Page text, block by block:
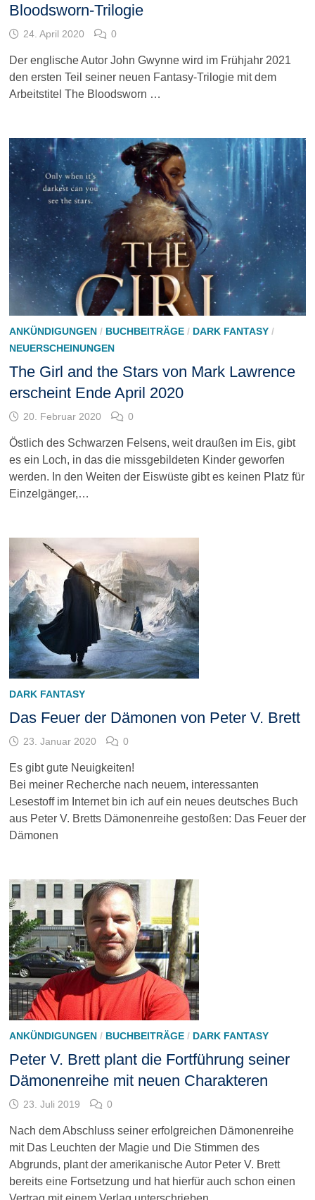
Bloodsworn-Trilogie
24. April 2020 0
Der englische Autor John Gwynne wird im Frühjahr 2021
den ersten Teil seiner neuen Fantasy-Trilogie mit dem
Arbeitstitel The Bloodsworn …
ANKÜNDIGUNGEN/ BUCHBEITRÄGE/ DARK FANTASY/
NEUERSCHEINUNGEN
The Girl and the Stars von Mark Lawrence
erscheint Ende April 2020
20. Februar 2020 0
Östlich des Schwarzen Felsens, weit draußen im Eis, gibt
es ein Loch, in das die missgebildeten Kinder geworfen
werden. In den Weiten der Eiswüste gibt es keinen Platz für
Einzelgänger,…
DARK FANTASY
Das Feuer der Dämonen von Peter V. Brett
23. Januar 2020 0
Es gibt gute Neuigkeiten!
Bei meiner Recherche nach neuem, interessanten
Lesestoff im Internet bin ich auf ein neues deutsches Buch
aus Peter V. Bretts Dämonenreihe gestoßen: Das Feuer der
Dämonen
ANKÜNDIGUNGEN/ BUCHBEITRÄGE/ DARK FANTASY
Peter V. Brett plant die Fortführung seiner
Dämonenreihe mit neuen Charakteren
23. Juli 2019 0
Nach dem Abschluss seiner erfolgreichen Dämonenreihe
mit Das Leuchten der Magie und Die Stimmen des
Abgrunds, plant der amerikanische Autor Peter V. Brett
bereits eine Fortsetzung und hat hierfür auch schon einen